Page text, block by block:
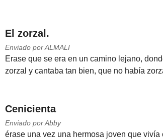
El zorzal.
Enviado por ALMALI
Erase que se era en un camino lejano,
zorzal y cantaba tan bien, que no había
Cenicienta
Enviado por Abby
érase una vez una hermosa joven que